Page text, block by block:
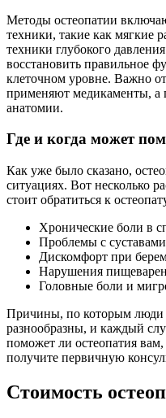
Методы остеопатии
техники, такие как мягкие
техники глубокого
восстановить правильное
клеточном уровне. Важно
применяют медикаменты, а
анатомии.
Где и когда может
Как уже было сказано,
ситуациях. Вот несколько
стоит обратиться к
Хронические боли в
Проблемы с
Дискомфорт при
Нарушения
Головные боли и
Причины, по которым люди
разнообразны, и каждый
поможет ли остеопатия
получите первичную
Стоимость